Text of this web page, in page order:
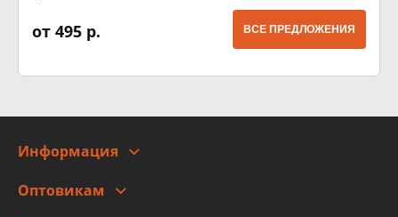
от 495 р. ВСЕ ПРЕДЛОЖЕНИЯ
Информация
Адреса
Оптовикам